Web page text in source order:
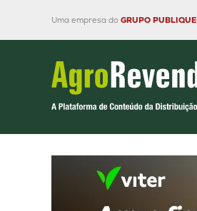
Uma empresa do GRUPO PUBLIQUE